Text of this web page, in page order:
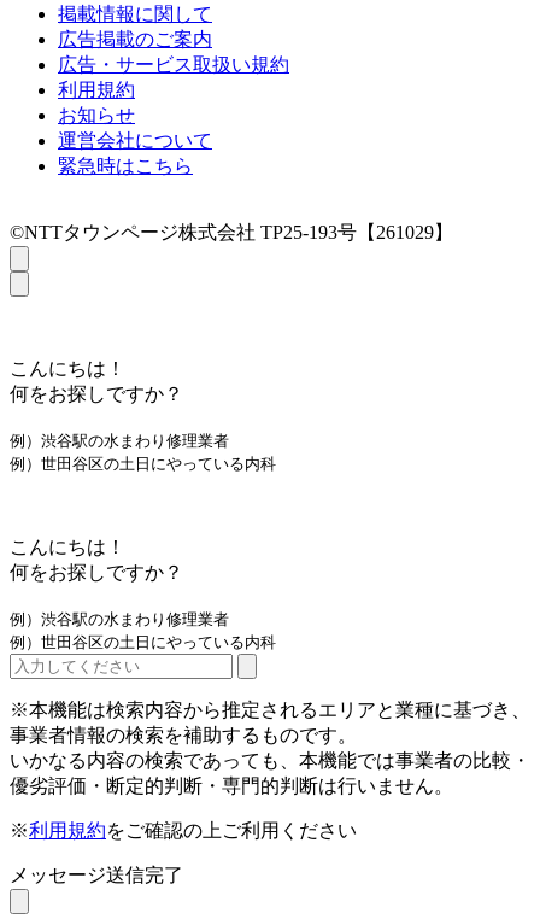
掲載情報に関して
広告掲載のご案内
広告・サービス取扱い規約
利用規約
お知らせ
運営会社について
緊急時はこちら
©NTTタウンページ株式会社 TP25-193号【261029】
こんにちは！
何をお探しですか？
例）渋谷駅の水まわり修理業者
例）世田谷区の土日にやっている内科
こんにちは！
何をお探しですか？
例）渋谷駅の水まわり修理業者
例）世田谷区の土日にやっている内科
※本機能は検索内容から推定されるエリアと業種に基づき、
事業者情報の検索を補助するものです。
いかなる内容の検索であっても、本機能では事業者の比較・
優劣評価・断定的判断・専門的判断は行いません。
※利用規約をご確認の上ご利用ください
メッセージ送信完了